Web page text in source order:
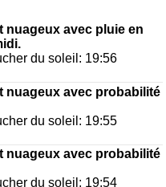
nuageux avec pluie en
du soleil: 19:56
nuageux avec probabilité
du soleil: 19:55
nuageux avec probabilité
du soleil: 19:54